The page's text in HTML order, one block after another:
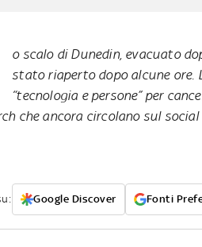
o scalo di Dunedin, evacuato
stato riaperto dopo alcune ore.
“tecnologia e persone” per
che ancora circolano sul social
Google Discover Fonti